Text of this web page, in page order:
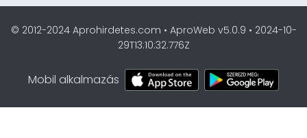
© 2012-2024 Aprohirdetes.com • AproWeb v5.0.9 • 2024-10-
29T13:10:32.776Z
Mobil alkalmazás